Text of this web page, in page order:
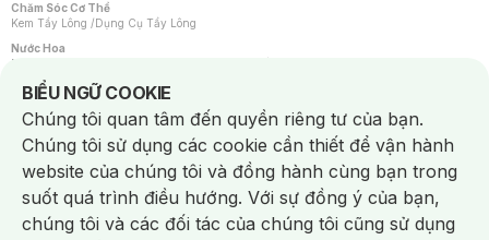
Chăm Sóc Cơ Thể
Kem Tẩy Lông /Dụng Cụ Tẩy Lông
Nước Hoa
Nước Hoa Nữ
Chăm Sóc Cá Nhân
Chống Muỗi /Khẩu Trang /Máy Massage/Mặt Nạ Xông Hơi /Nước Rửa Tay/
Sản Phẩm Chăm Sóc Khác /Bàn Chải Đánh Răng /Bàn Chải Điện/
Hỗ Trợ Trắng Răng/Kem Đánh Răng /Máy Tăm Nước/ Nước Súc Miệng/
Tăm / Chỉ Nha Khoa/ Xịt Thơm Miệng / Dung Dịch Vệ Sinh/Dưỡng Vùng Kín/
Khăn Ướt Vệ Sinh Vùng Kín/Băng Vệ Sinh/Tampon/Bọt Cạo Râu /Dao Cạo Râu/
Máy Cạo Râu
Vấn Đề Về Da
Da Dầu / Lỗ Chân Lông To/ Da Khô / Mất Nước/ Da Lão Hóa/ Da Mụn/
Da Nhạy Cảm / Kích Ứng
Da Xỉn Màu Thâm / Nám / Tàn Nhang
BIỂU NGỮ COOKIE
Notice about cookies usage
Chúng tôi quan tâm đến quyền riêng tư của bạn.
Chúng tôi sử dụng các cookie cần thiết để vận hành
website của chúng tôi và đồng hành cùng bạn trong
suốt quá trình điều hướng. Với sự đồng ý của bạn,
chúng tôi và các đối tác của chúng tôi cũng sử dụng